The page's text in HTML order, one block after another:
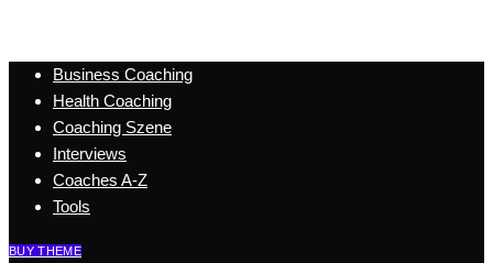
Business Coaching
Health Coaching
Coaching Szene
Interviews
Coaches A-Z
Tools
BUY THEME